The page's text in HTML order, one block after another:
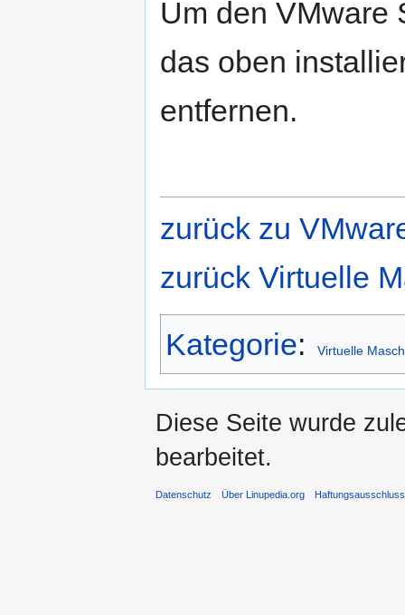
Um den VMware
das oben
entfernen.
zurück zu
zurück Virtuelle
Kategorie: Virtuelle
Diese Seite wurde
bearbeitet.
Datenschutz Über Linupedia.org Haftungsausschluss